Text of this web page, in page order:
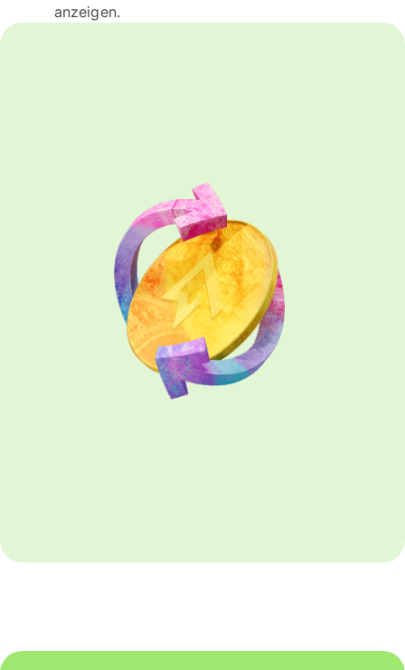
anzeigen.